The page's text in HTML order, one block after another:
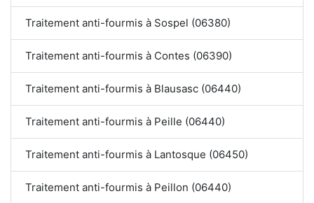
Traitement anti-fourmis à Sospel (06380)
Traitement anti-fourmis à Contes (06390)
Traitement anti-fourmis à Blausasc (06440)
Traitement anti-fourmis à Peille (06440)
Traitement anti-fourmis à Lantosque (06450)
Traitement anti-fourmis à Peillon (06440)